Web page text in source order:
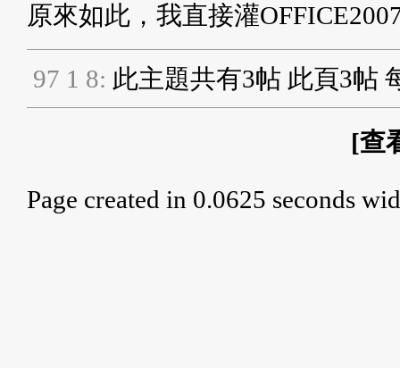
原來如此，我直接灌
97 1 8: 此主題共有3帖 此頁3帖
[查
Page created in 0.0625 seconds